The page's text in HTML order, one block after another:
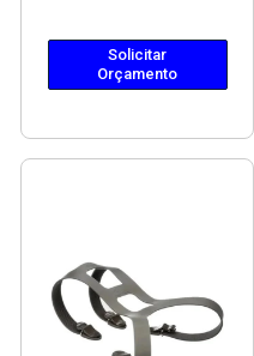
Solicitar
Orçamento